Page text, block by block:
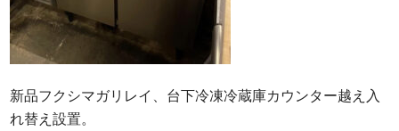
新品フクシマガリレイ、台下冷凍冷蔵庫カウンター越え入
れ替え設置。